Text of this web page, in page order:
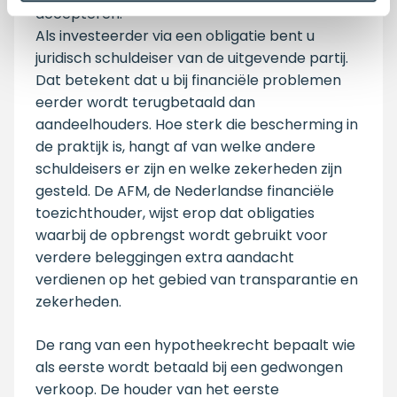
accepteren.
Als investeerder via een obligatie bent u
juridisch schuldeiser van de uitgevende partij.
Dat betekent dat u bij financiële problemen
eerder wordt terugbetaald dan
aandeelhouders. Hoe sterk die bescherming in
de praktijk is, hangt af van welke andere
schuldeisers er zijn en welke zekerheden zijn
gesteld. De AFM, de Nederlandse financiële
toezichthouder, wijst erop dat obligaties
waarbij de opbrengst wordt gebruikt voor
verdere beleggingen extra aandacht
verdienen op het gebied van transparantie en
zekerheden.
De rang van een hypotheekrecht bepaalt wie
als eerste wordt betaald bij een gedwongen
verkoop. De houder van het eerste